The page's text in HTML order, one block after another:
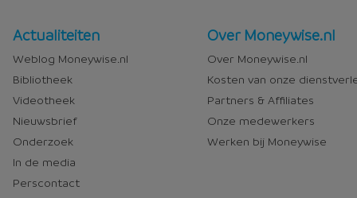
Nieuws
en
media
Actualiteiten
Weblog Moneywise.nl
Bibliotheek
Videotheek
Nieuwsbrief
Onderzoek
In de media
Perscontact
Over
Moneywise
Over Moneywise.nl
Over Moneywise.nl
Kosten van onze
Partners & Affiliates
Onze medewerkers
Werken bij Moneywise